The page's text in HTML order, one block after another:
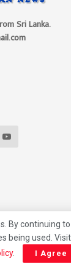
Sri Lanka.
Privacy Policy
By continuing
being used.
. I Agree